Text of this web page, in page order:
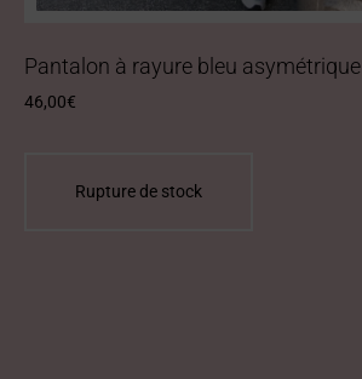
Pantalon à rayure bleu asymétrique
46,00€